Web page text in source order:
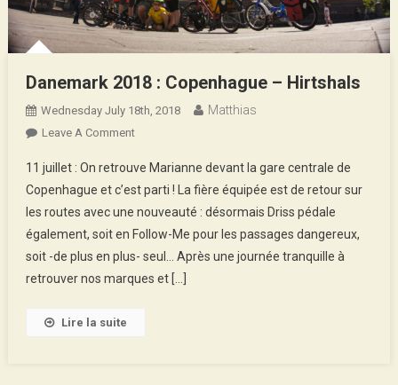
Danemark 2018 : Copenhague – Hirtshals
Wednesday July 18th, 2018 Matthias
Leave A CommentOn
2018
:
Copenhague
–
Hirtshals
11 juillet : On retrouve Marianne devant la gare centrale de
Copenhague et c’est parti ! La fière équipée est de retour sur
les routes avec une nouveauté : désormais Driss pédale
également, soit en Follow-Me pour les passages dangereux,
soit -de plus en plus- seul… Après une journée tranquille à
retrouver nos marques et […]
Lire la suite